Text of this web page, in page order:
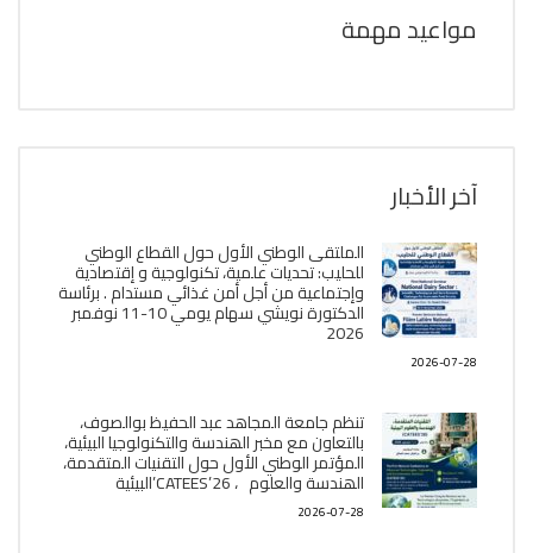
مواعيد مهمة
آخر الأخبار
الملتقى الوطني الأول حول القطاع الوطني
للحليب: تحديات علمية، تكنولوجية و إقتصادية
وإجتماعية من أجل أمن غذائي مستدام . برئاسة
الدكتورة نويشي سهام يومي 10-11 نوفمبر
2026
2026-07-28
تنظم جامعة المجاهد عبد الحفيظ بوالصوف،
بالتعاون مع مخبر الھندسة والتكنولوجيا البیئیة،
المؤتمر الوطني الأول حول التقنيات المتقدمة،
الھندسة والعلوم ، CATEES’26’البیئية
2026-07-28